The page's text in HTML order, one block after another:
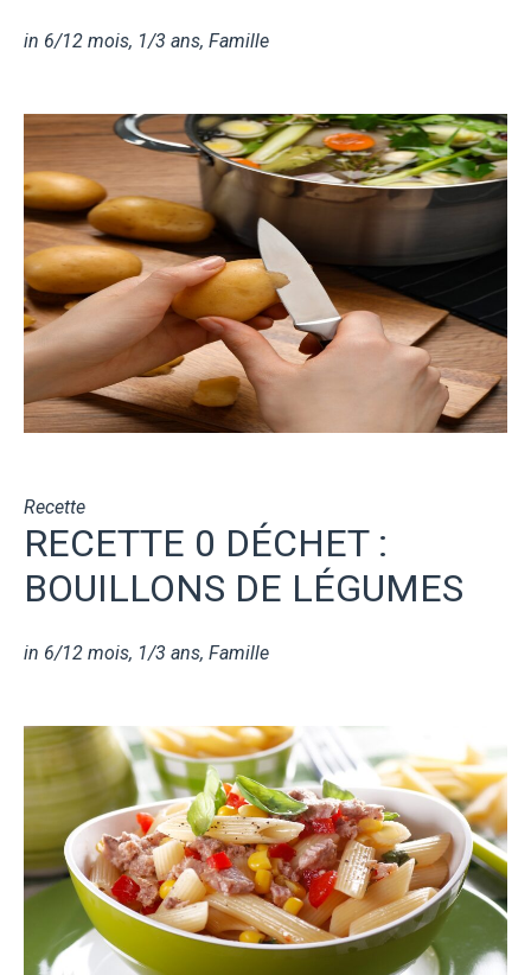
in 6/12 mois, 1/3 ans, Famille
Recette
RECETTE 0 DÉCHET :
BOUILLONS DE LÉGUMES
in 6/12 mois, 1/3 ans, Famille